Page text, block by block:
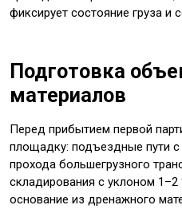
фиксирует состояние груза и
Подготовка
материалов
Перед прибытием первой
площадку: подъездные пути
прохода большегрузного
складирования с уклоном
основание из дренажного